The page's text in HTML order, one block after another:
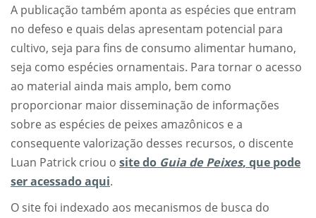
A publicação também aponta as espécies que entram
no defeso e quais delas apresentam potencial para
cultivo, seja para fins de consumo alimentar humano,
seja como espécies ornamentais. Para tornar o acesso
ao material ainda mais amplo, bem como
proporcionar maior disseminação de informações
sobre as espécies de peixes amazônicos e a
consequente valorização desses recursos, o discente
Luan Patrick criou o site do Guia de Peixes, que pode
ser acessado aqui.
O site foi indexado aos mecanismos de busca do